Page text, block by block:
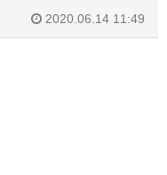
2020.06.14 11:49